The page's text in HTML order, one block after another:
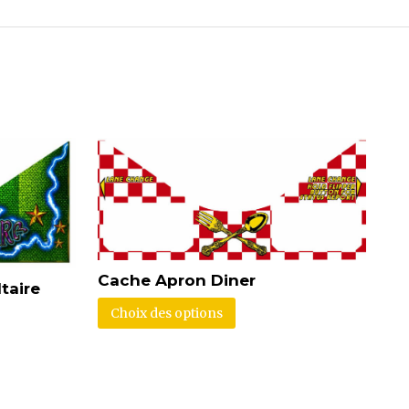
Cache Apron Diner
Choix des options